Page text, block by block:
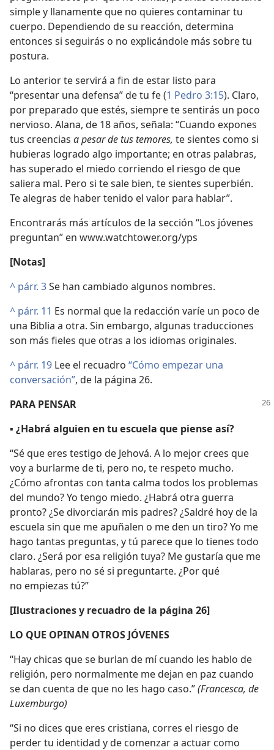
simple y llanamente que no quieres contaminar tu
cuerpo. Dependiendo de su reacción, determina
entonces si seguirás o no explicándole más sobre tu
postura.
Lo anterior te servirá a fin de estar listo para
“presentar una defensa” de tu fe (1 Pedro 3:15). Claro,
por preparado que estés, siempre te sentirás un poco
nervioso. Alana, de 18 años, señala: “Cuando expones
tus creencias a pesar de tus temores, te sientes como si
hubieras logrado algo importante; en otras palabras,
has superado el miedo corriendo el riesgo de que
saliera mal. Pero si te sale bien, te sientes superbién.
Te alegras de haber tenido el valor para hablar”.
Encontrarás más artículos de la sección “Los jóvenes
preguntan” en www.watchtower.org/yps
[Notas]
^ párr. 3Se han cambiado algunos nombres.
^ párr. 11 Es normal que la redacción varíe un poco de
una Biblia a otra. Sin embargo, algunas traducciones
son más fieles que otras a los idiomas originales.
^ párr. 19 Lee el recuadro “Cómo empezar una
conversación”, de la página 26.
PARA PENSAR
▪ ¿Habrá alguien en tu escuela que piense así?
“Sé que eres testigo de Jehová. A lo mejor crees que
voy a burlarme de ti, pero no, te respeto mucho.
¿Cómo afrontas con tanta calma todos los problemas
del mundo? Yo tengo miedo. ¿Habrá otra guerra
pronto? ¿Se divorciarán mis padres? ¿Saldré hoy de la
escuela sin que me apuñalen o me den un tiro? Yo me
hago tantas preguntas, y tú parece que lo tienes todo
claro. ¿Será por esa religión tuya? Me gustaría que me
hablaras, pero no sé si preguntarte. ¿Por qué
no empiezas tú?”
[Ilustraciones y recuadro de la página 26]
LO QUE OPINAN OTROS JÓVENES
“Hay chicas que se burlan de mí cuando les hablo de
religión, pero normalmente me dejan en paz cuando
se dan cuenta de que no les hago caso.”(Francesca, de
Luxemburgo)
“Si no dices que eres cristiana, corres el riesgo de
perder tu identidad y de comenzar a actuar como